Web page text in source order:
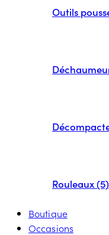
Outils
Rouleaux (5)
Boutique
Occasions